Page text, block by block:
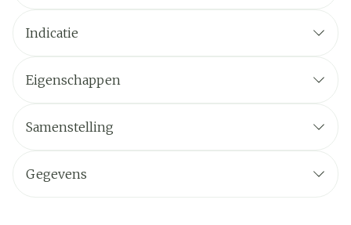
Indicatie
Eigenschappen
Samenstelling
Gegevens